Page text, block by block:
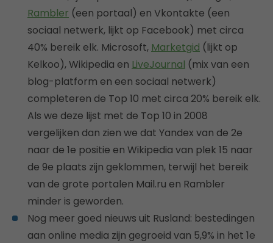
Rambler (een portaal) en Vkontakte (een
sociaal netwerk, lijkt op Facebook) met circa
40% bereik elk. Microsoft, Marketgid (lijkt op
Kelkoo), Wikipedia en LiveJournal (mix van een
blog-platform en een sociaal netwerk)
completeren de Top 10 met circa 20% bereik elk.
Als we deze lijst met de Top 10 in 2008
vergelijken dan zien we dat Yandex van de 2e
naar de 1e positie en Wikipedia van plek 15 naar
de 9e plaats zijn geklommen, terwijl het bereik
van de grote portalen Mail.ru en Rambler
minder is geworden.
Nog meer goed nieuws uit Rusland: bestedingen
aan online media zijn gegroeid van 5,9% in het 1e